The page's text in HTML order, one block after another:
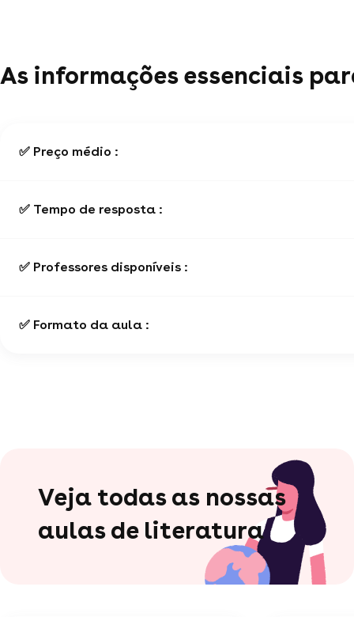
As informações essenciais
✅ Preço médio :
✅ Tempo de resposta :
✅ Professores disponíveis :
✅ Formato da aula :
Veja todas as nossas
aulas de literatura